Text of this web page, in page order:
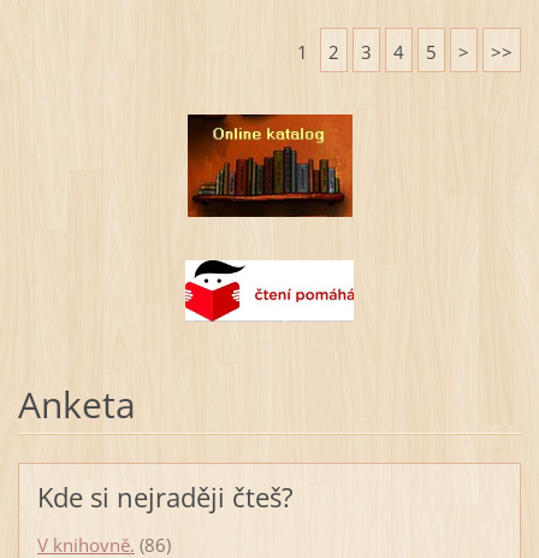
1 2 3 4 5 > >>
Anketa
Kde si nejraději čteš?
V knihovně. (86)